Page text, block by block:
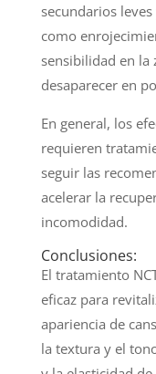
secundarios
como
sensibilidad en la
desaparecer en
En general, los
requieren
seguir las
acelerar la
incomodidad.
Conclusiones:
El tratamiento
eficaz para
apariencia de
la textura y el